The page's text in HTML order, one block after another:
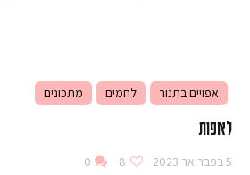
אפויים בתנור לחמים מתכונים
לאפות
5 בפברואר 2023 8
0